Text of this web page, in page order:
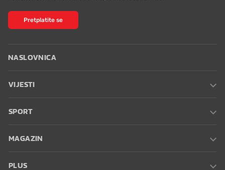
Pretplatite se
NASLOVNICA
VIJESTI
SPORT
MAGAZIN
PLUS